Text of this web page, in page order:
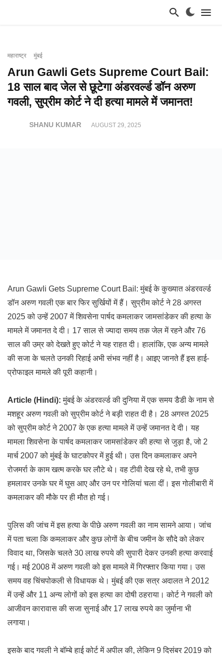
महाराष्ट्र मुंबई
Arun Gawli Gets Supreme Court Bail:
18 साल बाद जेल से छूटेगा अंडरवर्ल्ड डॉन अरुण
गवली, सुप्रीम कोर्ट ने दी हत्या मामले में जमानत!
SHANU KUMAR AUGUST 29, 2025
Arun Gawli Gets Supreme Court Bail: मुंबई के कुख्यात अंडरवर्ल्ड
डॉन अरुण गवली एक बार फिर सुर्खियों में हैं। सुप्रीम कोर्ट ने 28 अगस्त
2025 को उन्हें 2007 में शिवसेना पार्षद कमलाकर जामसांडेकर की हत्या के
मामले में जमानत दे दी। 17 साल से ज्यादा समय तक जेल में रहने और 76
साल की उम्र को देखते हुए कोर्ट ने यह राहत दी। हालांकि, एक अन्य मामले
की सजा के चलते उनकी रिहाई अभी संभव नहीं है। आइए जानते हैं इस हाई-
प्रोफाइल मामले की पूरी कहानी।
Article (Hindi): मुंबई के अंडरवर्ल्ड की दुनिया में एक समय डैडी के नाम से
मशहूर अरुण गवली को सुप्रीम कोर्ट ने बड़ी राहत दी है। 28 अगस्त 2025
को सुप्रीम कोर्ट ने 2007 के एक हत्या मामले में उन्हें जमानत दे दी। यह
मामला शिवसेना के पार्षद कमलाकर जामसांडेकर की हत्या से जुड़ा है, जो 2
मार्च 2007 को मुंबई के घाटकोपर में हुई थी। उस दिन कमलाकर अपने
रोजमर्रा के काम खत्म करके घर लौटे थे। वह टीवी देख रहे थे, तभी कुछ
हमलावर उनके घर में घुस आए और उन पर गोलियां चला दीं। इस गोलीबारी में
कमलाकर की मौके पर ही मौत हो गई।
पुलिस की जांच में इस हत्या के पीछे अरुण गवली का नाम सामने आया। जांच
में पता चला कि कमलाकर और कुछ लोगों के बीच जमीन के सौदे को लेकर
विवाद था, जिसके चलते 30 लाख रुपये की सुपारी देकर उनकी हत्या करवाई
गई। मई 2008 में अरुण गवली को इस मामले में गिरफ्तार किया गया। उस
समय वह चिंचपोकली से विधायक थे। मुंबई की एक सत्र अदालत ने 2012
में उन्हें और 11 अन्य लोगों को इस हत्या का दोषी ठहराया। कोर्ट ने गवली को
आजीवन कारावास की सजा सुनाई और 17 लाख रुपये का जुर्माना भी
लगाया।
इसके बाद गवली ने बॉम्बे हाई कोर्ट में अपील की, लेकिन 9 दिसंबर 2019 को